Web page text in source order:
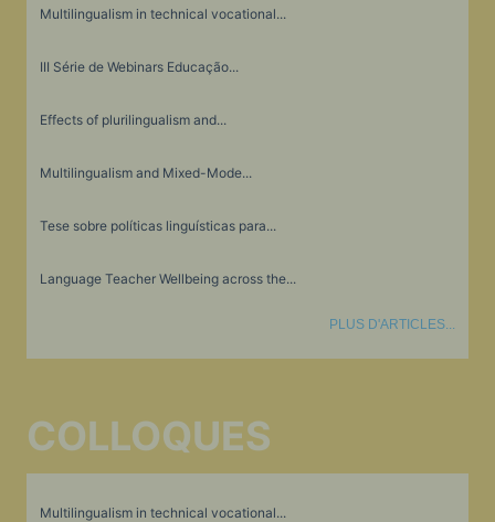
Multilingualism in technical vocational...
III Série de Webinars Educação...
Effects of plurilingualism and...
Multilingualism and Mixed-Mode...
Tese sobre políticas linguísticas para...
Language Teacher Wellbeing across the...
PLUS D'ARTICLES...
COLLOQUES
Multilingualism in technical vocational...